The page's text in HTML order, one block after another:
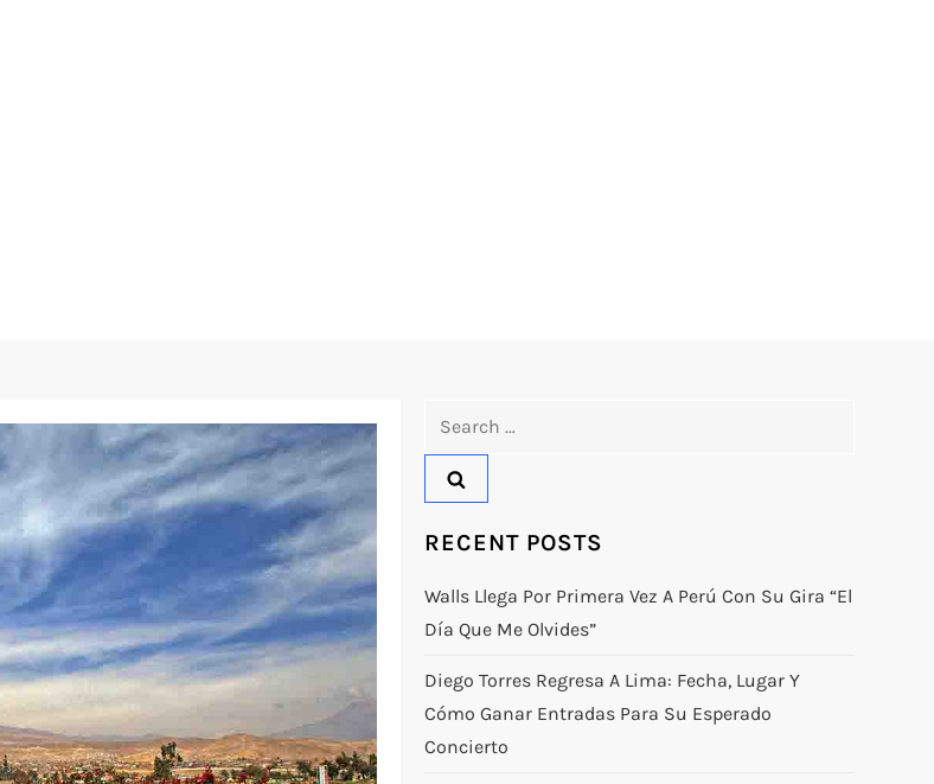
RECENT POSTS
Walls Llega Por Primera Vez A Perú Con Su Gira “El
Día Que Me Olvides”
Diego Torres Regresa A Lima: Fecha, Lugar Y
Cómo Ganar Entradas Para Su Esperado
Concierto